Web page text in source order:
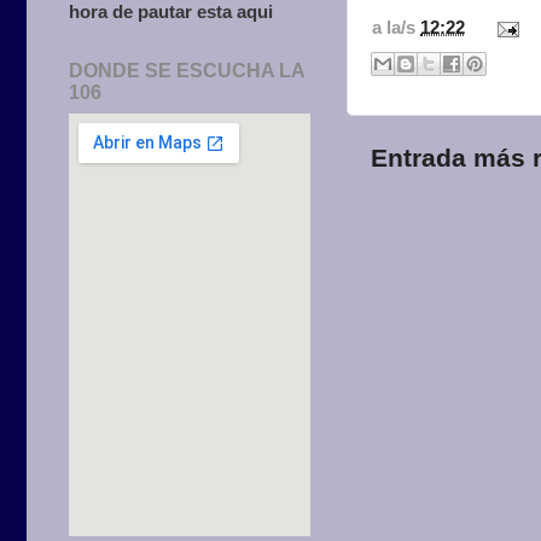
a la/s 12:22
Entrada más
hora de pautar esta aqui
DONDE SE ESCUCHA LA
106